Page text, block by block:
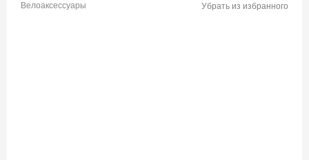
Велоаксессуары Убрать из избранного